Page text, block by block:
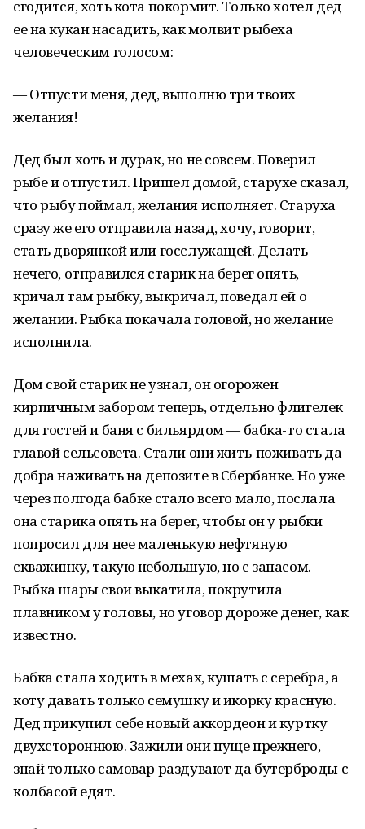
сгодится, хоть кота покормит. Только хотел дед
ее на кукан насадить, как молвит рыбеха
человеческим голосом:
— Отпусти меня, дед, выполню три твоих
желания!
Дед был хоть и дурак, но не совсем. Поверил
рыбе и отпустил. Пришел домой, старухе сказал,
что рыбу поймал, желания исполняет. Старуха
сразу же его отправила назад, хочу, говорит,
стать дворянкой или госслужащей. Делать
нечего, отправился старик на берег опять,
кричал там рыбку, выкричал, поведал ей о
желании. Рыбка покачала головой, но желание
исполнила.
Дом свой старик не узнал, он огорожен
кирпичным забором теперь, отдельно флигелек
для гостей и баня с бильярдом — бабка-то стала
главой сельсовета. Стали они жить-поживать да
добра наживать на депозите в Сбербанке. Но уже
через полгода бабке стало всего мало, послала
она старика опять на берег, чтобы он у рыбки
попросил для нее маленькую нефтяную
скважинку, такую небольшую, но с запасом.
Рыбка шары свои выкатила, покрутила
плавником у головы, но уговор дороже денег, как
известно.
Бабка стала ходить в мехах, кушать с серебра, а
коту давать только семушку и икорку красную.
Дед прикупил себе новый аккордеон и куртку
двухстороннюю. Зажили они пуще прежнего,
знай только самовар раздувают да бутерброды с
колбасой едят.